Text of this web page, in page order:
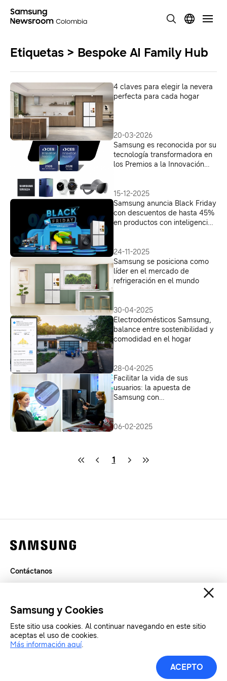
Etiquetas > Bespoke AI Family Hub
4 claves para elegir la nevera
perfecta para cada hogar
20-03-2026
Samsung es reconocida por su
tecnología transformadora en
los Premios a la Innovación
15-12-2025
Samsung anuncia Black Friday
con descuentos de hasta 45%
en productos con inteligencia
24-11-2025
Samsung se posiciona como
líder en el mercado de
refrigeración en el mundo
30-04-2025
Electrodomésticos Samsung,
balance entre sostenibilidad y
comodidad en el hogar
28-04-2025
Facilitar la vida de sus
usuarios: la apuesta de
Samsung con
06-02-2025
1
Materiales de Prensa
Contáctanos
SAMSUNG.COM
Copyright© SAMSUNG Todos los derechos reservados.
Samsung y Cookies
Este sitio usa cookies. Al continuar navegando en este sitio
aceptas el uso de cookies.
Más información aquí.
ACEPTO